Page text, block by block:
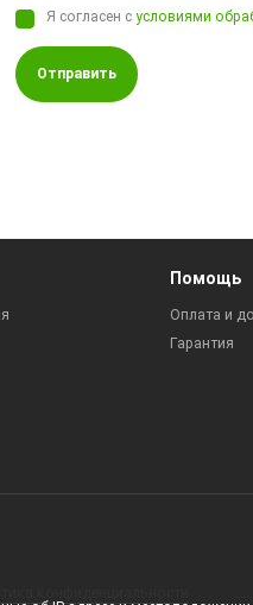
Я согласен сусловиями
Отправить
Помощь
Оплата и
Гарантия